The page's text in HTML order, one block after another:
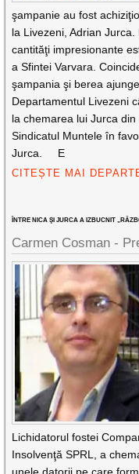
şampanie au fost
la Livezeni, Adrian
cantităţi impresionante
a Sfintei Varvara.
şampania şi berea
Departamentul Livezeni
la chemarea lui Jurca
Sindicatul Muntele în
Jurca. E
CITEȘTE MAI
ÎNTRE NICA ŞI JURCA A IZBUCNIT
Carmen Cosman -
Lichidatorul fostei
Insolvenţă SPRL, a